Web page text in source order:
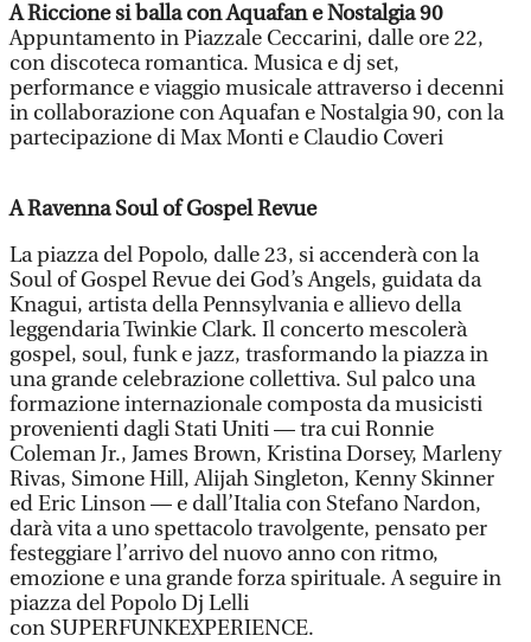
A Riccione si balla con Aquafan e Nostalgia 90
Appuntamento in Piazzale Ceccarini, dalle ore 22,
con discoteca romantica. Musica e dj set,
performance e viaggio musicale attraverso i decenni
in collaborazione con Aquafan e Nostalgia 90, con la
partecipazione di Max Monti e Claudio Coveri
A RavennaSoul of Gospel Revue
La piazza del Popolo, dalle 23, si accenderà con la
Soul of Gospel Revue dei God’s Angels, guidata da
Knagui, artista della Pennsylvania e allievo della
leggendaria Twinkie Clark. Il concerto mescolerà
gospel, soul, funk e jazz, trasformando la piazza in
una grande celebrazione collettiva. Sul palco una
formazione internazionale composta da musicisti
provenienti dagli Stati Uniti — tra cui Ronnie
Coleman Jr., James Brown, Kristina Dorsey, Marleny
Rivas, Simone Hill, Alijah Singleton, Kenny Skinner
ed Eric Linson — e dall’Italia con Stefano Nardon,
darà vita a uno spettacolo travolgente, pensato per
festeggiare l’arrivo del nuovo anno con ritmo,
emozione e una grande forza spirituale. A seguire in
piazza del Popolo Dj Lelli
con SUPERFUNKEXPERIENCE.